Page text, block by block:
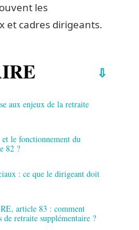
les
et cadres dirigeants.
aux enjeux de la retraite
le fonctionnement du
82 ?
: ce que le dirigeant doit
article 83 : comment
retraite supplémentaire ?